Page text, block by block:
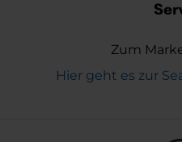
Zum
Hier geht es zur